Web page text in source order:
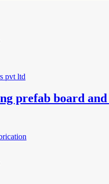
pvt ltd
prefab board